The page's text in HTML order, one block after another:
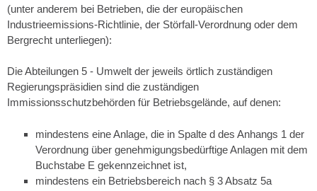
(unter anderem bei Betrieben, die der europäischen
Industrieemissions-Richtlinie, der Störfall-Verordnung oder dem
Bergrecht unterliegen):
Die Abteilungen 5 - Umwelt der jeweils örtlich zuständigen
Regierungspräsidien sind die zuständigen
Immissionsschutzbehörden für Betriebsgelände, auf denen:
mindestens eine Anlage, die in Spalte d des Anhangs 1 der
Verordnung über genehmigungsbedürftige Anlagen mit dem
Buchstabe E gekennzeichnet ist,
mindestens ein Betriebsbereich nach § 3 Absatz 5a